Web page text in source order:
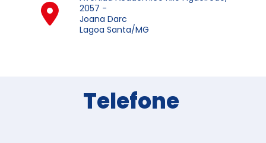
2057 -
Joana Darc
Lagoa Santa/MG
Telefone